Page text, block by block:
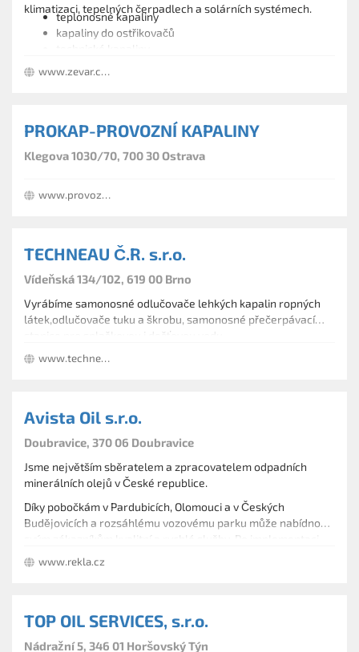
klimatizaci, tepelných čerpadlech a solárních systémech.
teplonosné kapaliny
kapaliny do ostřikovačů
www.zevar.cz/eshop
PROKAP-PROVOZNÍ KAPALINY
Klegova 1030/70, 700 30 Ostrava
www.provoznikapaliny.wz.cz
TECHNEAU Č.R. s.r.o.
Vídeňská 134/102, 619 00 Brno
Vyrábíme samonosné odlučovače lehkých kapalin ropných
látek,odlučovače tuku a škrobu, samonosné přečerpávací
stanice pro splaškovou i dešťovou vodu
www.techneau.cz
Avista Oil s.r.o.
Doubravice, 370 06 Doubravice
Jsme největším sběratelem a zpracovatelem odpadních
minerálních olejů v České republice.
Díky pobočkám v Pardubicích, Olomouci a v Českých
Budějovicích a rozsáhlému vozovému parku může nabídnou
svým zákazníkům kvalitní a rychlé služby. Po implementaci
nejnovějšího softwaru pro odbavení zásilek a vlastního CRM
systému má zákazník dokonalý přehled o svých
odpadních minerálních olejů. Svým zákazníkům nabízí širokou
také obaly znečištěné ropnými látkami. AVISTA OIL zajistí
likvidaci emulzí a zaolejovaných vod. Zákazník se na nás
www.rekla.cz
TOP OIL SERVICES, s.r.o.
Nádražní 5, 346 01 Horšovský Týn